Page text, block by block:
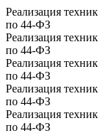
Реализация
по 44-ФЗ
Реализация
по 44-ФЗ
Реализация
по 44-ФЗ
Реализация
по 44-ФЗ
Реализация
по 44-ФЗ